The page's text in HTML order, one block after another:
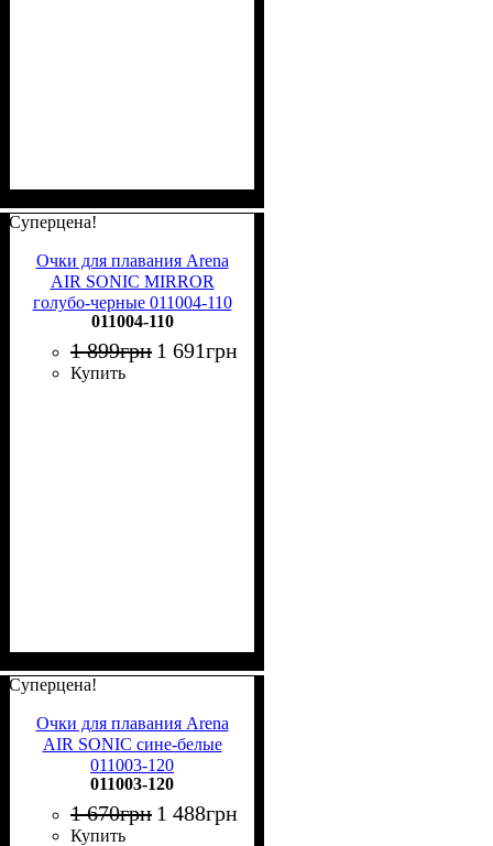
Суперцена!
Очки для плавания Arena
AIR SONIC MIRROR
голубо-черные 011004-110
011004-110
1 899грн 1 691грн
Купить
Суперцена!
Очки для плавания Arena
AIR SONIC сине-белые
011003-120
011003-120
1 670грн 1 488грн
Купить